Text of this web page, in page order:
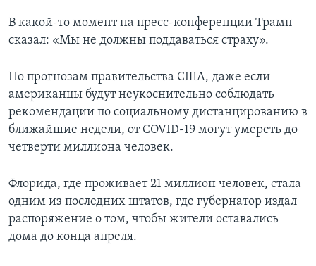
В какой-то момент на пресс-конференции Трамп
сказал: «Мы не должны поддаваться страху».
По прогнозам правительства США, даже если
американцы будут неукоснительно соблюдать
рекомендации по социальному дистанцированию в
ближайшие недели, от COVID-19 могут умереть до
четверти миллиона человек.
Флорида, где проживает 21 миллион человек, стала
одним из последних штатов, где губернатор издал
распоряжение о том, чтобы жители оставались
дома до конца апреля.